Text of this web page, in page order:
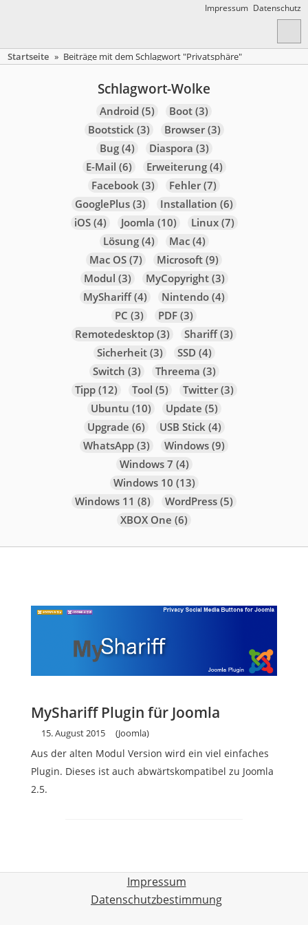
Impressum Datenschutz
Startseite » Beiträge mit dem Schlagwort "Privatsphäre"
Schlagwort-Wolke
Android (5) Boot(3)
Bootstick(3) Browser(3)
Bug(4) Diaspora (3)
E-Mail (6) Erweiterung(4)
Facebook(3) Fehler(7)
GooglePlus(3) Installation (6)
iOS(4) Joomla (10) Linux(7)
Lösung(4) Mac(4)
Mac OS(7) Microsoft(9)
Modul (3) MyCopyright(3)
MyShariff(4) Nintendo(4)
PC (3) PDF(3)
Remotedesktop(3) Shariff(3)
Sicherheit(3) SSD (4)
Switch (3) Threema (3)
Tipp(12) Tool (5) Twitter(3)
Ubuntu (10) Update (5)
Upgrade (6) USB Stick(4)
WhatsApp(3) Windows(9)
Windows 7 (4)
Windows 10 (13)
Windows 11 (8) WordPress(5)
XBOX One (6)
MyShariff Plugin für Joomla
15. August 2015 (Joomla)
Aus der alten Modul Version wird ein viel einfaches
Plugin. Dieses ist auch abwärtskompatibel zu Joomla
2.5.
Impressum
Datenschutzbestimmung